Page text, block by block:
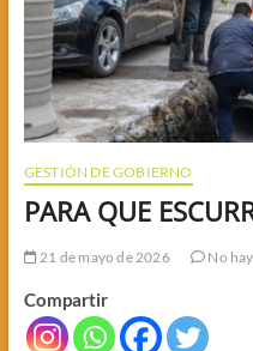
GESTIÓN DE GOBIERNO
PARA QUE
21 de mayo de 2026 No
Compartir